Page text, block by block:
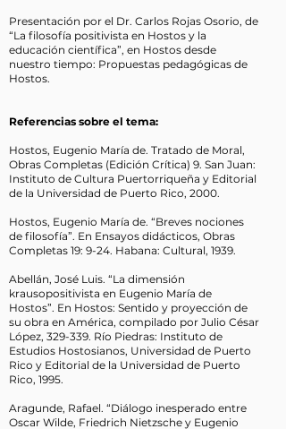
Presentación por el Dr. Carlos Rojas Osorio, de
“La filosofía positivista en Hostos y la
educación científica”, en Hostos desde
nuestro tiempo: Propuestas pedagógicas de
Hostos.
Referencias sobre el tema:
Hostos, Eugenio María de. Tratado de Moral,
Obras Completas (Edición Crítica) 9. San Juan:
Instituto de Cultura Puertorriqueña y Editorial
de la Universidad de Puerto Rico, 2000.
Hostos, Eugenio María de. “Breves nociones
de filosofía”. En Ensayos didácticos, Obras
Completas 19: 9-24. Habana: Cultural, 1939.
Abellán, José Luis. “La dimensión
krausopositivista en Eugenio María de
Hostos”. En Hostos: Sentido y proyección de
su obra en América, compilado por Julio César
López, 329-339. Río Piedras: Instituto de
Estudios Hostosianos, Universidad de Puerto
Rico y Editorial de la Universidad de Puerto
Rico, 1995.
Aragunde, Rafael. “Diálogo inesperado entre
Oscar Wilde, Friedrich Nietzsche y Eugenio